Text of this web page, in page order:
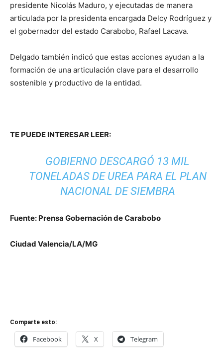
presidente Nicolás Maduro, y ejecutadas de manera
articulada por la presidenta encargada Delcy Rodríguez y
el gobernador del estado Carabobo, Rafael Lacava.
Delgado también indicó que estas acciones ayudan a la
formación de una articulación clave para el desarrollo
sostenible y productivo de la entidad.
TE PUEDE INTERESAR LEER:
GOBIERNO DESCARGÓ 13 MIL
TONELADAS DE UREA PARA EL PLAN
NACIONAL DE SIEMBRA
Fuente: Prensa Gobernación de Carabobo
Ciudad Valencia/LA/MG
Comparte esto:
Facebook X Telegram